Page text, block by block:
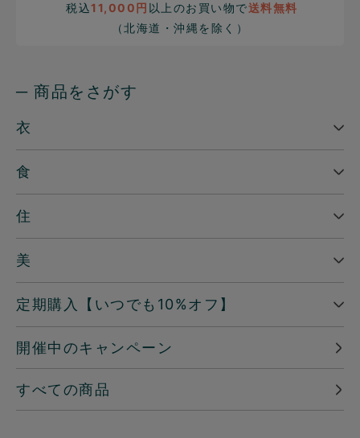
税込11,000円 以上のお買い物で送料無料
（北海道・沖縄を除く）
─ 商品をさがす
衣
食
住
美
定期購入【いつでも10%オフ】
開催中のキャンペーン
すべての商品